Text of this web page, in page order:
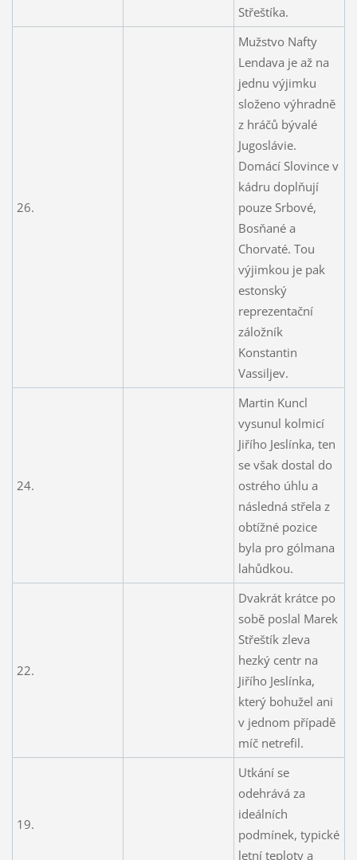
Střeštíka.
26.
Mužstvo Nafty
Lendava je až na
jednu výjimku
složeno výhradně
z hráčů bývalé
Jugoslávie.
Domácí Slovince v
kádru doplňují
pouze Srbové,
Bosňané a
Chorvaté. Tou
výjimkou je pak
estonský
reprezentační
záložník
Konstantin
Vassiljev.
24.
Martin Kuncl
vysunul kolmicí
Jiřího Jeslínka, ten
se však dostal do
ostrého úhlu a
následná střela z
obtížné pozice
byla pro gólmana
lahůdkou.
22.
Dvakrát krátce po
sobě poslal Marek
Střeštík zleva
hezký centr na
Jiřího Jeslínka,
který bohužel ani
v jednom případě
míč netrefil.
19.
Utkání se
odehrává za
ideálních
podmínek, typické
letní teploty a